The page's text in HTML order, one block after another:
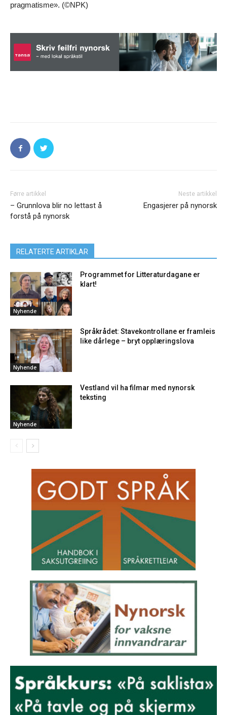
pragmatisme». (©NPK)
Førre artikkel
– Grunnlova blir no lettast å
forstå på nynorsk
Neste artikkel
Engasjerer på nynorsk
RELATERTE ARTIKLAR
Nyhende
Programmet for Litteraturdagane er
klart!
Nyhende
Språkrådet: Stavekontrollane er framleis
like dårlege – bryt opplæringslova
Nyhende
Vestland vil ha filmar med nynorsk
teksting